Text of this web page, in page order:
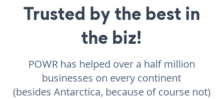
Trusted by the best in
the biz!
POWR has helped over a half million
businesses on every continent
(besides Antarctica, because of course not)